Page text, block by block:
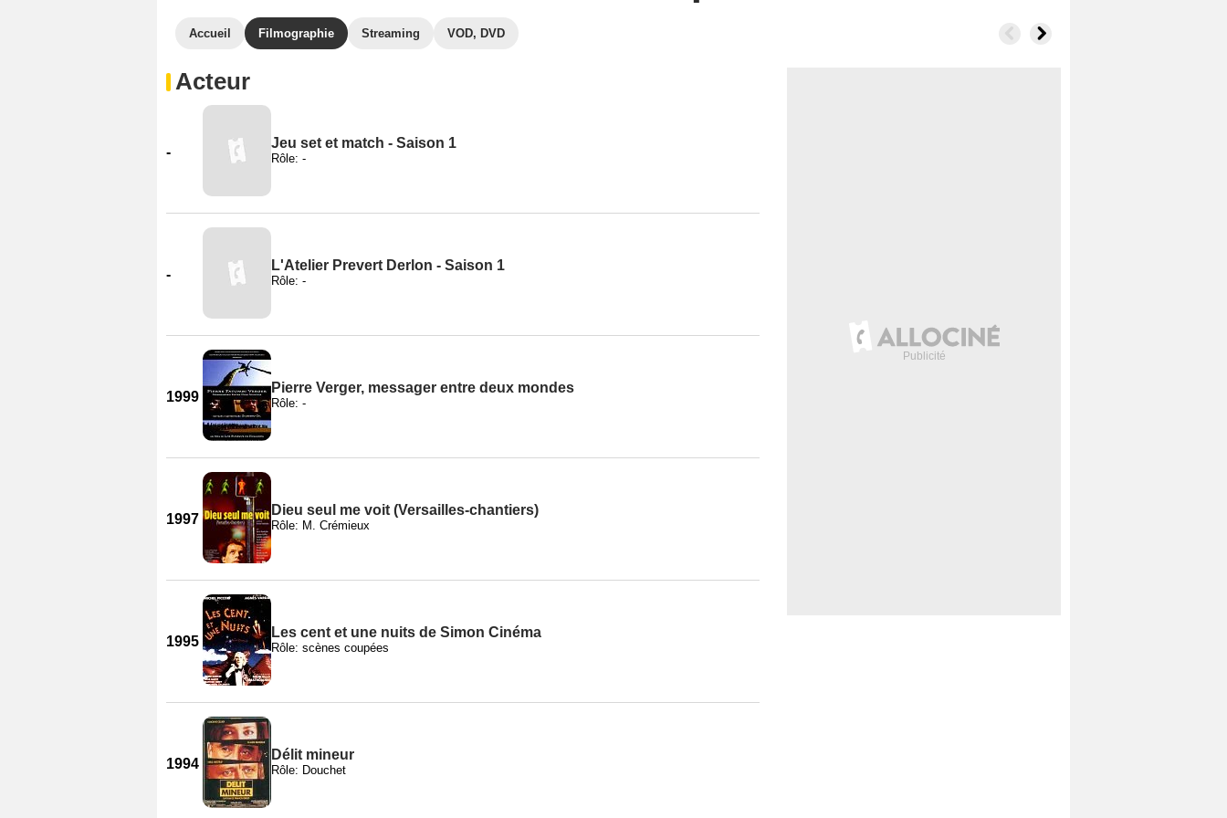
Accueil Filmographie Streaming VOD, DVD
Acteur
-
Jeu set et match - Saison 1
Rôle: -
-
L'Atelier Prevert Derlon - Saison 1
Rôle: -
1999
Pierre Verger, messager entre deux mondes
Rôle: -
1997
Dieu seul me voit (Versailles-chantiers)
Rôle: M. Crémieux
1995
Les cent et une nuits de Simon Cinéma
Rôle: scènes coupées
1994
Délit mineur
Rôle: Douchet